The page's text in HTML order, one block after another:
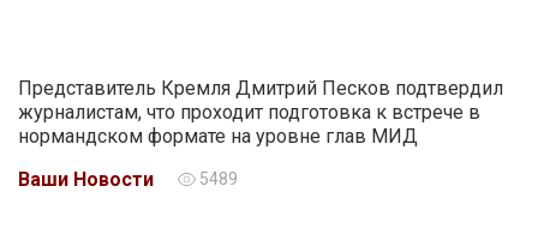
Представитель Кремля Дмитрий Песков подтвердил
журналистам, что проходит подготовка к встрече в
нормандском формате на уровне глав МИД
Ваши Новости
5489